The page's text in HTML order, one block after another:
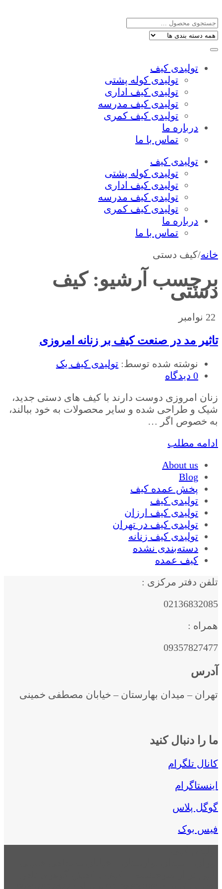
تولیدی کیف
تولیدی کوله پشتی
تولیدی کیف اداری
تولیدی کیف مدرسه
تولیدی کیف کمری
درباره ما
تماس با ما
تولیدی کیف
تولیدی کوله پشتی
تولیدی کیف اداری
تولیدی کیف مدرسه
تولیدی کیف کمری
درباره ما
تماس با ما
خانه/کیف دستی
برچسب آرشیو:کیف
دستی
22 نوامبر
تاثیر مد در صنعت کیف بر زنانه امروزی
نوشته شده توسط: تولیدی کیف یک
0 دیدگاه
زنان امروزی دوست دارند با کیف های دستی جدید،
شیک و طراحی شده و سایر محصولات به خود ببالند،
به خصوص اگر …
ادامه مطلب
About us
Blog
پخش عمده کیف
تولیدی کیف
تولیدی کیف ارزان
تولیدی کیف در تهران
تولیدی کیف زنانه
دسته‌بندی نشده
کیف عمده
تلفن دفتر مرکزی :
02136832085
همراه :
09357827477
آدرس
تهران – میدان بهارستان – خیابان مصطفی خمینی
ما را دنبال کنید
کانال تلگرام
اینستاگرام
گوگل پلاس
فیس بوک